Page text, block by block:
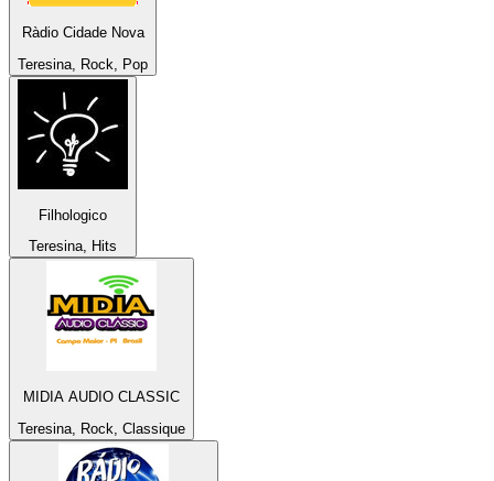
Ràdio Cidade Nova
Teresina, Rock, Pop
Filhologico
Teresina, Hits
MIDIA AUDIO CLASSIC
Teresina, Rock, Classique